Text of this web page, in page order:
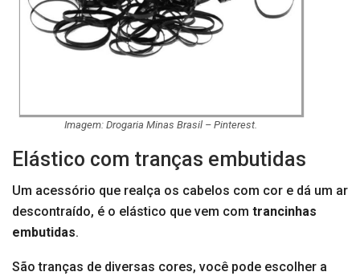
Imagem: Drogaria Minas Brasil – Pinterest.
Elástico com tranças embutidas
Um acessório que realça os cabelos com cor e dá um ar
descontraído, é o elástico que vem com trancinhas
embutidas.
São tranças de diversas cores, você pode escolher a